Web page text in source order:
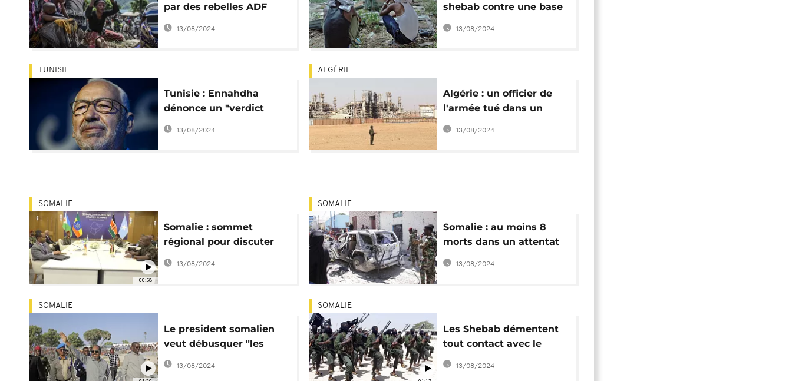
par des rebelles ADF
dans l'est de la RDC
13/08/2024
shebab contre une base
de l'Union africaine
13/08/2024
TUNISIE
Tunisie : Ennahdha
dénonce un "verdict
politique" contre
13/08/2024
ALGÉRIE
Algérie : un officier de
l'armée tué dans un
accrochage
13/08/2024
00:58
SOMALIE
Somalie : sommet
régional pour discuter
de la lutte contre Al-
Shabaab
13/08/2024
SOMALIE
Somalie : au moins 8
morts dans un attentat
revendiqué par les
shebabs
13/08/2024
SOMALIE
Le president somalien
veut débusquer "les
punaises de lit shebab"
13/08/2024
SOMALIE
Les Shebab démentent
tout contact avec le
gouvernement
somalien
13/08/2024